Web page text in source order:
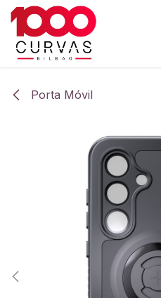
Ir al contenido
Porta Móvil